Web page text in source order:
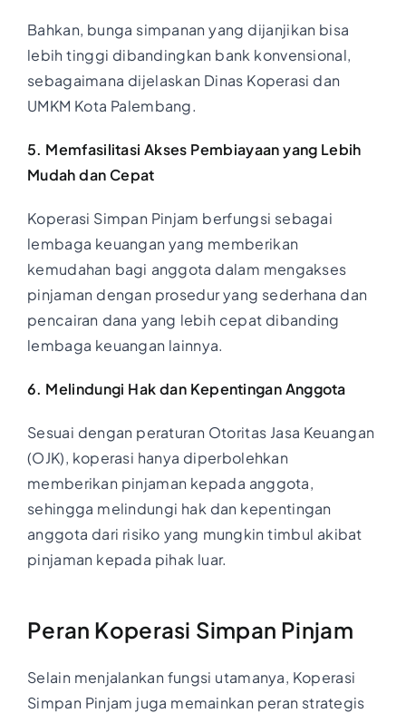
Bahkan, bunga simpanan yang dijanjikan bisa
lebih tinggi dibandingkan bank konvensional,
sebagaimana dijelaskan Dinas Koperasi dan
UMKM Kota Palembang.
5. Memfasilitasi Akses Pembiayaan yang Lebih
Mudah dan Cepat
Koperasi Simpan Pinjam berfungsi sebagai
lembaga keuangan yang memberikan
kemudahan bagi anggota dalam mengakses
pinjaman dengan prosedur yang sederhana dan
pencairan dana yang lebih cepat dibanding
lembaga keuangan lainnya.
6. Melindungi Hak dan Kepentingan Anggota
Sesuai dengan peraturan Otoritas Jasa Keuangan
(OJK), koperasi hanya diperbolehkan
memberikan pinjaman kepada anggota,
sehingga melindungi hak dan kepentingan
anggota dari risiko yang mungkin timbul akibat
pinjaman kepada pihak luar.
Peran Koperasi Simpan Pinjam
Selain menjalankan fungsi utamanya, Koperasi
Simpan Pinjam juga memainkan peran strategis